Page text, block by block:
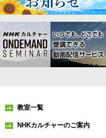
教室一覧
NHKカルチャーのご案内